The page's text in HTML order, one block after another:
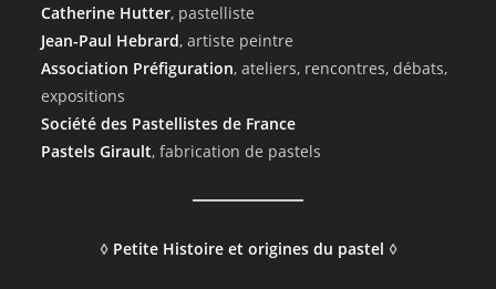
Catherine Hutter, pastelliste
Jean-Paul Hebrard, artiste peintre
Association Préfiguration, ateliers, rencontres, débats,
expositions
Société des Pastellistes de France
Pastels Girault, fabrication de pastels
◊ Petite Histoire et origines du pastel ◊